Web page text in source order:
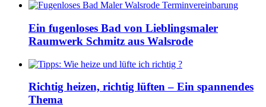
Ein fugenloses Bad von Lieblingsmaler
Raumwerk Schmitz aus Walsrode
Richtig heizen, richtig lüften – Ein spannendes
Thema